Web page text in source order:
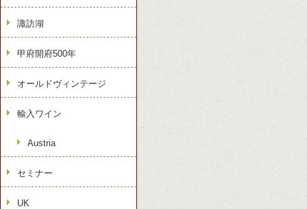
諏訪湖
甲府開府500年
オールドヴィンテージ
輸入ワイン
Austria
セミナー
UK